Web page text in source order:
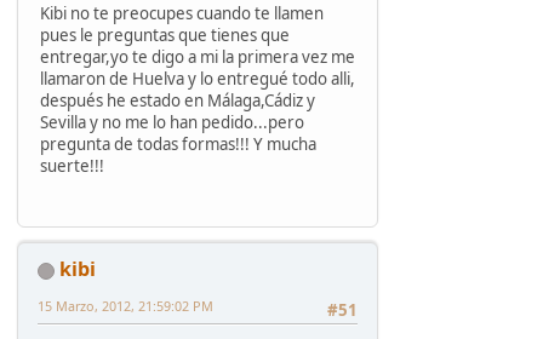
Kibi no te preocupes cuando te llamen
pues le preguntas que tienes que
entregar,yo te digo a mi la primera vez me
llamaron de Huelva y lo entregué todo alli,
después he estado en Málaga,Cádiz y
Sevilla y no me lo han pedido...pero
pregunta de todas formas!!! Y mucha
suerte!!!
kibi
#51
15 Marzo, 2012, 21:59:02 PM